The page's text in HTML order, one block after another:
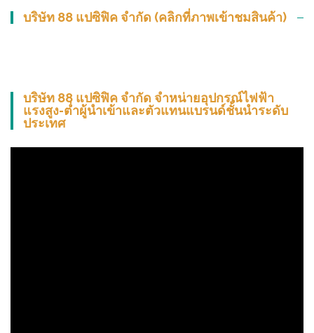
บริษัท 88 แปซิฟิค จำกัด (คลิกที่ภาพเข้าชมสินค้า)
บริษัท 88 แปซิฟิค จำกัด จำหน่ายอุปกรณ์ไฟฟ้า
แรงสูง-ต่ำผู้นำเข้าและตัวแทนแบรนด์ชั้นนำระดับ
ประเทศ